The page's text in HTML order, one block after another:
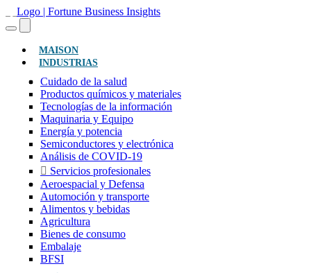
MAISON(ACTUAL)
INDUSTRIAS
Cuidado de la salud
Productos químicos y materiales
Tecnologías de la información
Maquinaria y Equipo
Energía y potencia
Semiconductores y electrónica
Análisis de COVID-19
Servicios profesionales
Aeroespacial y Defensa
Automoción y transporte
Alimentos y bebidas
Agricultura
Bienes de consumo
Embalaje
BFSI